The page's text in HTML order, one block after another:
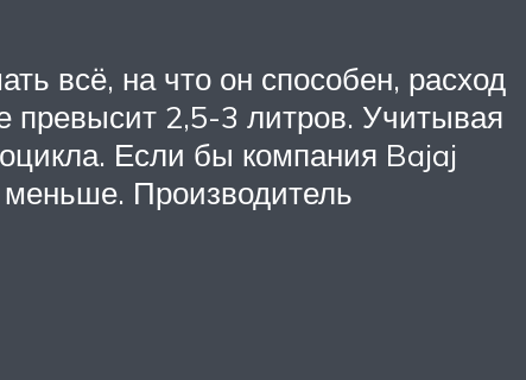
всё, на что он способен, расход
превысит 2,5-3 литров. Учитывая
Если бы компания Bajaj
Производитель